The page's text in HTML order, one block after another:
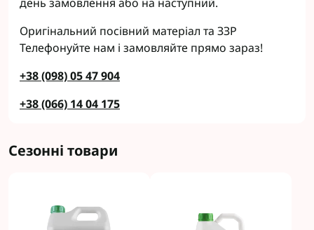
Оригінальний посівний матеріал та ЗЗР
Телефонуйте нам і замовляйте прямо зараз!
+38 (098) 05 47 904
+38 (066) 14 04 175
Сезонні товари